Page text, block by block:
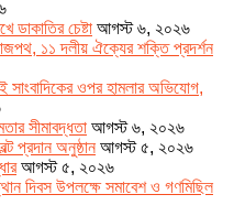
ডাকাতির চেষ্টা আগস্ট ৬, ২০২৬
১১ দলীয় ঐক্যের শক্তি প্রদর্শন
ওপর হামলার অভিযোগ,
সীমাবদ্ধতা আগস্ট ৬, ২০২৬
প্রদান অনুষ্ঠান আগস্ট ৫, ২০২৬
আগস্ট ৫, ২০২৬
দিবস উপলক্ষে সমাবেশ ও গণমিছিল